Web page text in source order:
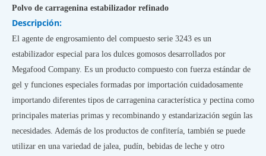
Polvo de carragenina estabilizador refinado
Descripción:
El agente de engrosamiento del compuesto serie 3243 es un
estabilizador especial para los dulces gomosos desarrollados por
Megafood Company. Es un producto compuesto con fuerza estándar de
gel y funciones especiales formadas por importación cuidadosamente
importando diferentes tipos de carragenina característica y pectina como
principales materias primas y recombinando y estandarización según las
necesidades. Además de los productos de confitería, también se puede
utilizar en una variedad de jalea, pudín, bebidas de leche y otro